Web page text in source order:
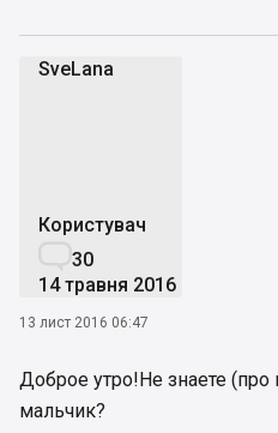
SveLana
Користувач
30
14 травня 2016
13 лист 2016 06:47
Доброе утро!Не знаете (про
мальчик?